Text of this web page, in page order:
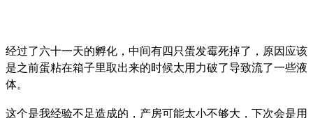
经过了六十一天的孵化，中间有四只蛋发霉死掉了，原因应该
是之前蛋粘在箱子里取出来的时候太用力破了导致流了一些液
体。
这个是我经验不足造成的，产房可能太小不够大，下次会是用